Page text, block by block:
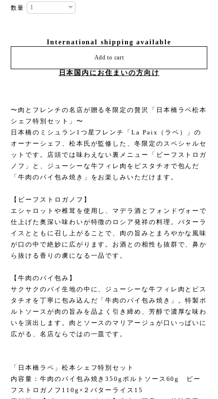
数量
International shipping available
Add to cart
日本国内にお住まいの方向け
〜肉とフレンチの名店が贈る冬限定の贅沢「日本橋ラペ松本
シェフ特別セット」〜
日本橋のミシュラン1つ星フレンチ「La Paix（ラペ）」の
オーナーシェフ、松本氏が監修した、冬限定のスペシャルセ
ットです。店頭では味わえない裏メニュー「ビーフストロガ
ノフ」と、ジューシーな牛フィレ肉をピスタチオで包んだ
「牛肉のパイ包み焼き」をお楽しみいただけます。
【ビーフストロガノフ】
エシャロットや椎茸を使用し、マデラ酒とフォンドヴォーで
仕上げた奥深い味わいが特徴のロシア発祥の料理。バターラ
イスとともに召し上がることで、肉の旨みとまろやかな風味
が口の中で絶妙に広がります。お酒との相性も抜群で、鼻か
ら抜ける香りの虜になる一品です。
【牛肉のパイ包み】
サクサクのパイ生地の中に、ジューシーな牛フィレ肉とピス
タチオを丁寧に包み込んだ「牛肉のパイ包み焼き」。特製ポ
ルトソースが肉の旨みを品よく引き締め、芳醇で濃厚な味わ
いを演出します。肉とソースのマリアージュが口いっぱいに
広がる、名店ならではの一皿です。
「日本橋ラペ」松本シェフ特別セット
内容量：牛肉のパイ包み焼き350gポルトソース60g ビー
フストロガノフ110g×２バターライス15